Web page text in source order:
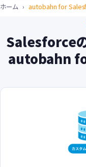
ホーム autobahn for
Salesforce
autobahn